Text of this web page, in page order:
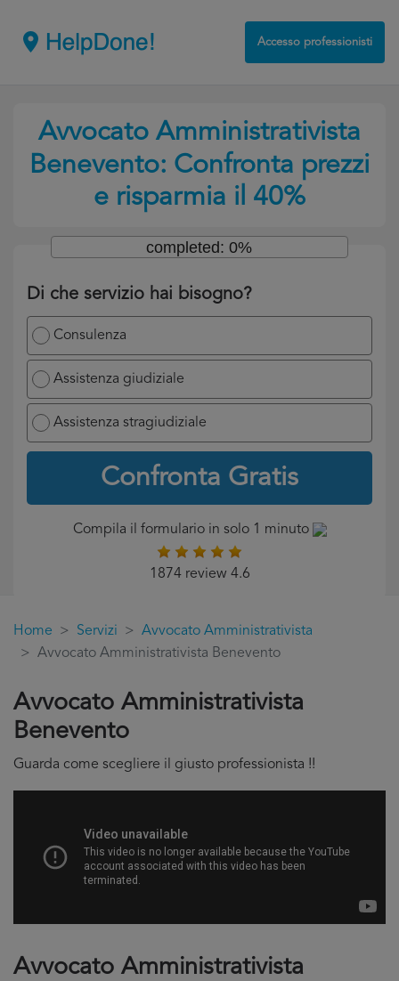
Accesso professionisti
Avvocato Amministrativista
Benevento: Confronta prezzi
e risparmia il 40%
Di che servizio hai bisogno?
Consulenza
Assistenza giudiziale
Assistenza stragiudiziale
Confronta Gratis
completed: 0%
Compila il formulario in solo 1 minuto
1874 review 4.6
Home Servizi
Avvocato Amministrativista
Avvocato Amministrativista Benevento
Avvocato Amministrativista
Benevento
Guarda come scegliere il giusto professionista !!
Avvocato Amministrativista